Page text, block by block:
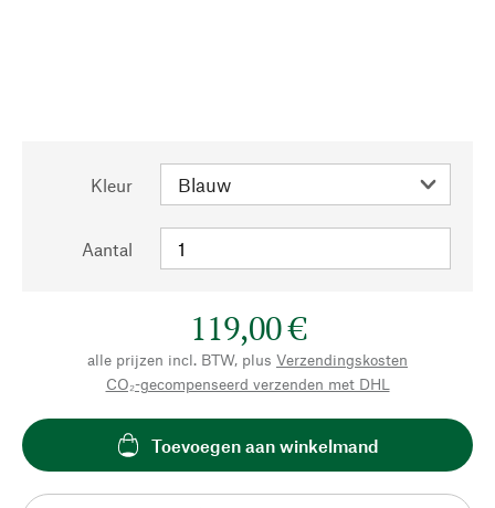
Kleur
Aantal
119,00 €
alle prijzen incl. BTW, plus Verzendingskosten
CO₂-gecompenseerd verzenden met DHL
Toevoegen aan winkelmand